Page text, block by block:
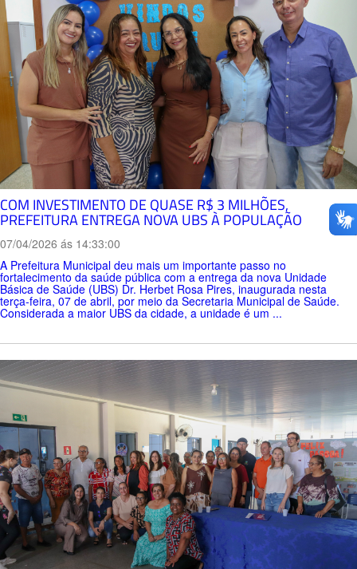
COM INVESTIMENTO DE QUASE R$ 3 MILHÕES,
PREFEITURA ENTREGA NOVA UBS À POPULAÇÃO
07/04/2026 ás 14:33:00
A Prefeitura Municipal deu mais um importante passo no
fortalecimento da saúde pública com a entrega da nova Unidade
Básica de Saúde (UBS) Dr. Herbet Rosa Pires, inaugurada nesta
terça-feira, 07 de abril, por meio da Secretaria Municipal de Saúde.
Considerada a maior UBS da cidade, a unidade é um ...